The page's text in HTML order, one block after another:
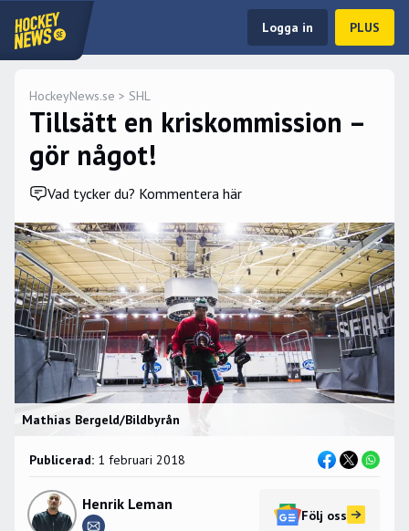
Logga in PLUS
HockeyNews.se > SHL
Tillsätt en kriskommission –
gör något!
Vad tycker du? Kommentera här
Mathias Bergeld/Bildbyrån
Publicerad: 1 februari 2018
Henrik Leman
Följ oss